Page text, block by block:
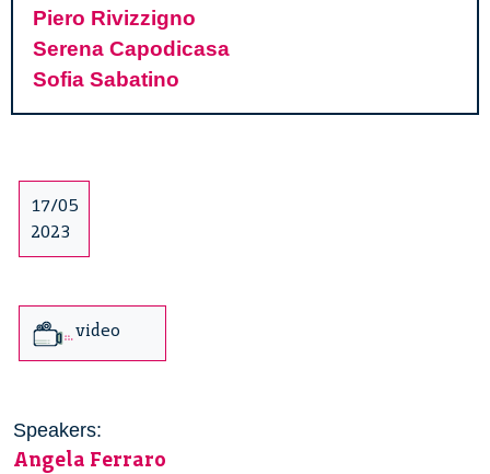
Piero Rivizzigno
Serena Capodicasa
Sofia Sabatino
17/05
2023
video
Speakers:
Angela Ferraro